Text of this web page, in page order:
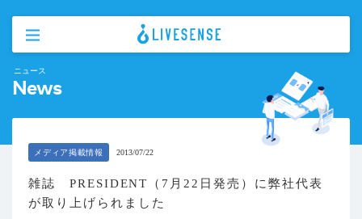
ニュース
News
メディア掲載情報 2013/07/22
雑誌 PRESIDENT（7月22日発売）に弊社代表
が取り上げられました